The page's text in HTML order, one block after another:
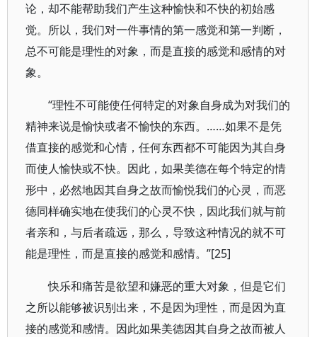
论，却不能帮助我们产生这种愉快和不快的初始感
觉。所以，我们对一件事情的第一感觉和第一判断，
总不可能是理性的对象，而是直接的感觉和感情的对
象。
“理性不可能使任何特定的对象自身成为对我们的
精神来说是愉快或者不愉快的东西。……如果不是凭
借直接的感觉和心情，任何东西都不可能因为其自身
而使人愉快或不快。因此，如果美德在每个特定的情
形中，必然地因其自身之故而愉悦我们的心灵，而恶
德同样确实地在使我们的心灵不快，因此我们就与前
者亲和，与后者疏远，那么，导致这种情况的就不可
能是理性，而是直接的感觉和感情。”[25]
快乐和痛苦是欲望和嫌恶的重大对象，但是它们
之所以能够被识别出来，不是因为理性，而是因为直
接的感觉和感情。因此如果美德因其自身之故而被人